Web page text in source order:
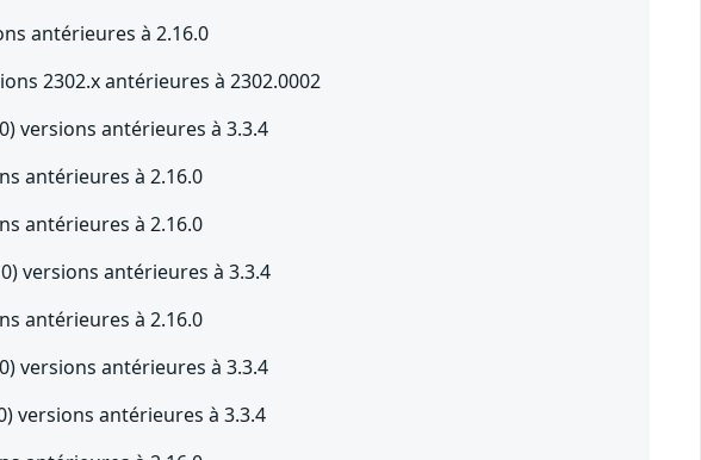
antérieures à 2.16.0
2302.x antérieures à 2302.0002
versions antérieures à 3.3.4
antérieures à 2.16.0
antérieures à 2.16.0
versions antérieures à 3.3.4
antérieures à 2.16.0
versions antérieures à 3.3.4
versions antérieures à 3.3.4